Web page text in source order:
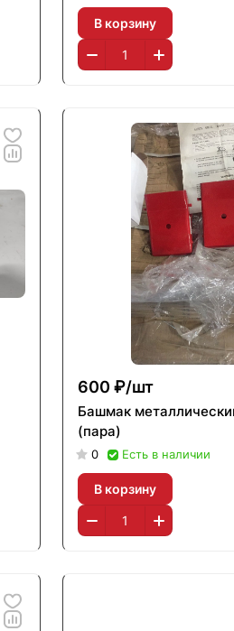
В корзину
600 ₽/шт
Башмак
(пара)
0 Есть в наличии
В корзину